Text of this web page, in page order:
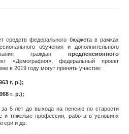
средств федерального бюджета в рамках
обучения и дополнительного
граждан предпенсионного
«Демография», федеральный проект
в 2019 году могут принять участие:
г. р.);
г. р.);
5 лет до выхода на пенсию по старости
тяжелые профессии, работа в условиях
и др.